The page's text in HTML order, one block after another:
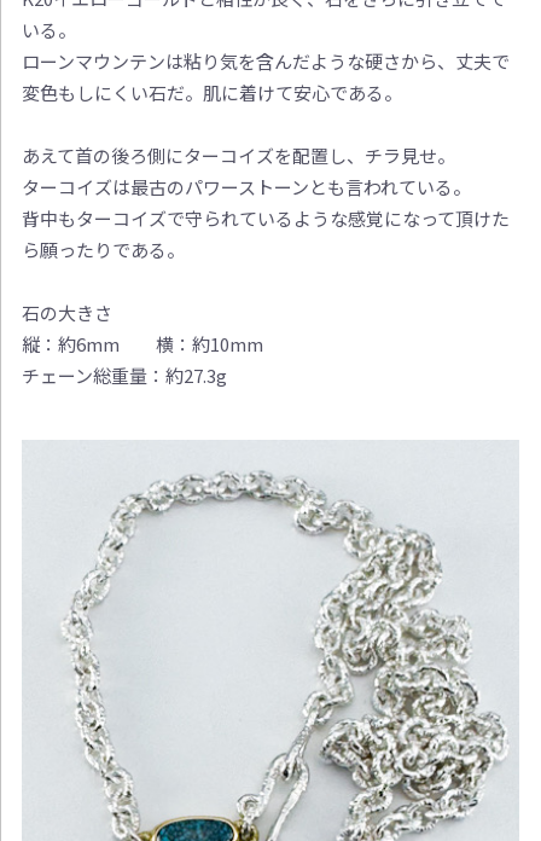
いる。
ローンマウンテンは粘り気を含んだような硬さから、丈夫で
変色もしにくい石だ。肌に着けて安心である。
あえて首の後ろ側にターコイズを配置し、チラ見せ。
ターコイズは最古のパワーストーンとも言われている。
背中もターコイズで守られているような感覚になって頂けた
ら願ったりである。
石の大きさ
縦：約6mm 横：約10mm
チェーン総重量：約27.3g